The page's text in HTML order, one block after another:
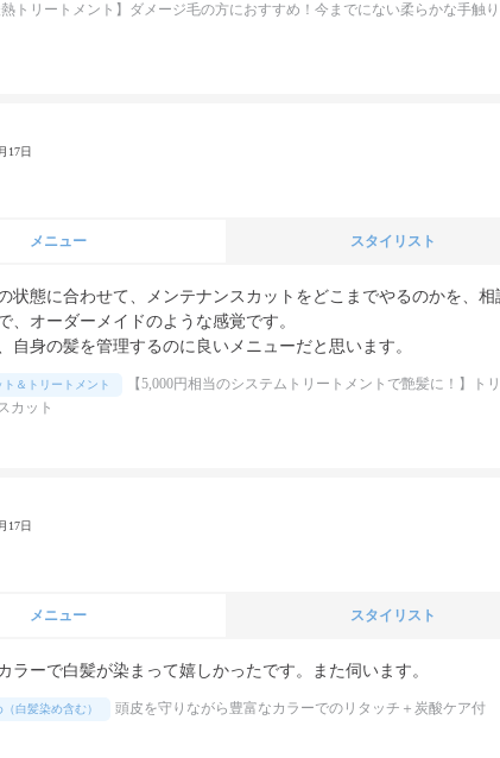
熱トリートメント】ダメージ毛の方におすすめ！今までにない柔らかな手触
17日
メニュー スタイリスト
状態に合わせて、メンテナンスカットをどこまでやるのかを、相
、オーダーメイドのような感覚です。
自身の髪を管理するのに良いメニューだと思います。
ト＆トリートメント
【5,000円相当のシステムトリートメントで艶髪に！】ト
カット
17日
メニュー スタイリスト
ラーで白髪が染まって嬉しかったです。また伺います。
白髪染め含む） 頭皮を守りながら豊富なカラーでのリタッチ＋炭酸ケア付